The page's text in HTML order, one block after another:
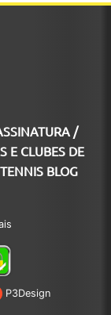
/
E CLUBES DE
TENNIS BLOG
P3Design